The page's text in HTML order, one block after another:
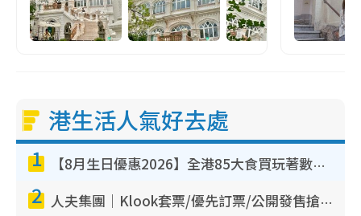
港生活人氣好去處
1 【8月生日優惠2026】全港85大食買玩著數攻略 自助餐/火鍋放題同行免費＋誠品/DONKI送現金券
2 人夫集團｜Klook套票/優先訂票/公開發售搶飛攻略！附票價.購票連結.場地座位表